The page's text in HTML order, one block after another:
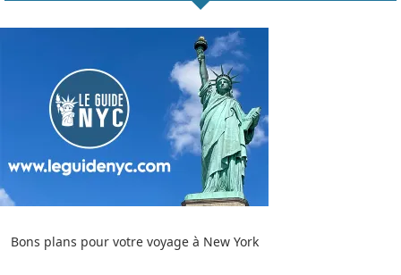
Bons plans pour votre voyage à New York